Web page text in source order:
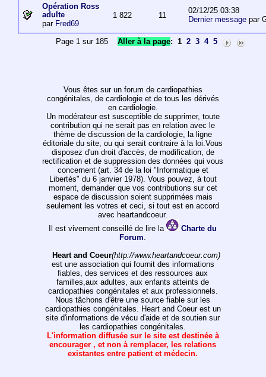
Opération Ross
adulte
par Fred69
1 822 11
02/12/25 03:38
Dernier messagepar
Page 1 sur 185Aller à la page: 1 2 3 4 5
Vous êtes sur un forum de cardiopathies
congénitales, de cardiologie et de tous les dérivés
en cardiologie.
Un modérateur est susceptible de supprimer, toute
contribution qui ne serait pas en relation avec le
thème de discussion de la cardiologie, la ligne
éditoriale du site, ou qui serait contraire à la loi.Vous
disposez d'un droit d'accès, de modification, de
rectification et de suppression des données qui vous
concernent (art. 34 de la loi "Informatique et
Libertés" du 6 janvier 1978). Vous pouvez, á tout
moment, demander que vos contributions sur cet
espace de discussion soient supprimées mais
seulement les votres et ceci, si tout est en accord
avec heartandcoeur.
Il est vivement conseillé de lire la
Charte du
Forum.
Heart and Coeur(http://www.heartandcoeur.com)
est une association qui fournit des informations
fiables, des services et des ressources aux
familles,aux adultes, aux enfants atteints de
cardiopathies congénitales et aux professionnels.
Nous tâchons d'être une source fiable sur les
cardiopathies congénitales. Heart and Coeur est un
site d'informations de vécu d'aide et de soutien sur
les cardiopathies congénitales.
L'information diffusée sur le site est destinée à
encourager , et non à remplacer, les relations
existantes entre patient et médecin.